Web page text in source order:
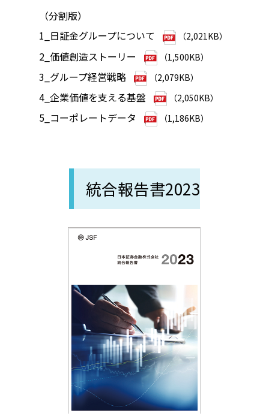
（分割版）
1_日証金グループについて
（2,021KB）
2_価値創造ストーリー （1,500KB）
3_グループ経営戦略 （2,079KB）
4_企業価値を支える基盤 （2,050KB）
5_コーポレートデータ （1,186KB）
統合報告書2023